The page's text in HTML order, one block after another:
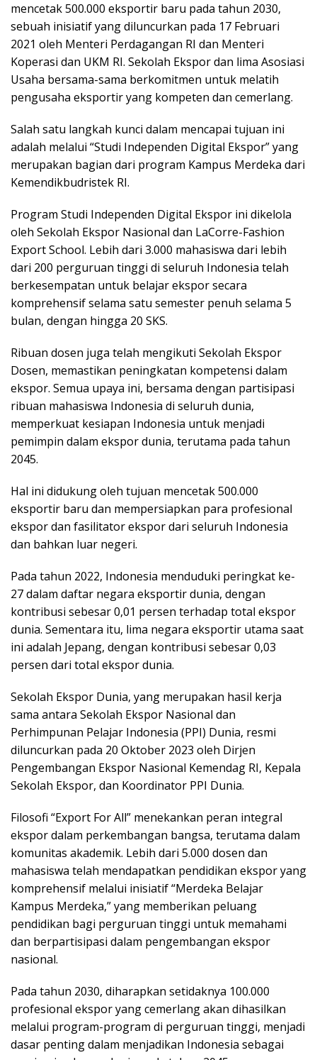
mencetak 500.000 eksportir baru pada tahun 2030,
sebuah inisiatif yang diluncurkan pada 17 Februari
2021 oleh Menteri Perdagangan RI dan Menteri
Koperasi dan UKM RI. Sekolah Ekspor dan lima Asosiasi
Usaha bersama-sama berkomitmen untuk melatih
pengusaha eksportir yang kompeten dan cemerlang.
Salah satu langkah kunci dalam mencapai tujuan ini
adalah melalui “Studi Independen Digital Ekspor” yang
merupakan bagian dari program Kampus Merdeka dari
Kemendikbudristek RI.
Program Studi Independen Digital Ekspor ini dikelola
oleh Sekolah Ekspor Nasional dan LaCorre-Fashion
Export School. Lebih dari 3.000 mahasiswa dari lebih
dari 200 perguruan tinggi di seluruh Indonesia telah
berkesempatan untuk belajar ekspor secara
komprehensif selama satu semester penuh selama 5
bulan, dengan hingga 20 SKS.
Ribuan dosen juga telah mengikuti Sekolah Ekspor
Dosen, memastikan peningkatan kompetensi dalam
ekspor. Semua upaya ini, bersama dengan partisipasi
ribuan mahasiswa Indonesia di seluruh dunia,
memperkuat kesiapan Indonesia untuk menjadi
pemimpin dalam ekspor dunia, terutama pada tahun
2045.
Hal ini didukung oleh tujuan mencetak 500.000
eksportir baru dan mempersiapkan para profesional
ekspor dan fasilitator ekspor dari seluruh Indonesia
dan bahkan luar negeri.
Pada tahun 2022, Indonesia menduduki peringkat ke-
27 dalam daftar negara eksportir dunia, dengan
kontribusi sebesar 0,01 persen terhadap total ekspor
dunia. Sementara itu, lima negara eksportir utama saat
ini adalah Jepang, dengan kontribusi sebesar 0,03
persen dari total ekspor dunia.
Sekolah Ekspor Dunia, yang merupakan hasil kerja
sama antara Sekolah Ekspor Nasional dan
Perhimpunan Pelajar Indonesia (PPI) Dunia, resmi
diluncurkan pada 20 Oktober 2023 oleh Dirjen
Pengembangan Ekspor Nasional Kemendag RI, Kepala
Sekolah Ekspor, dan Koordinator PPI Dunia.
Filosofi “Export For All” menekankan peran integral
ekspor dalam perkembangan bangsa, terutama dalam
komunitas akademik. Lebih dari 5.000 dosen dan
mahasiswa telah mendapatkan pendidikan ekspor yang
komprehensif melalui inisiatif “Merdeka Belajar
Kampus Merdeka,” yang memberikan peluang
pendidikan bagi perguruan tinggi untuk memahami
dan berpartisipasi dalam pengembangan ekspor
nasional.
Pada tahun 2030, diharapkan setidaknya 100.000
profesional ekspor yang cemerlang akan dihasilkan
melalui program-program di perguruan tinggi, menjadi
dasar penting dalam menjadikan Indonesia sebagai